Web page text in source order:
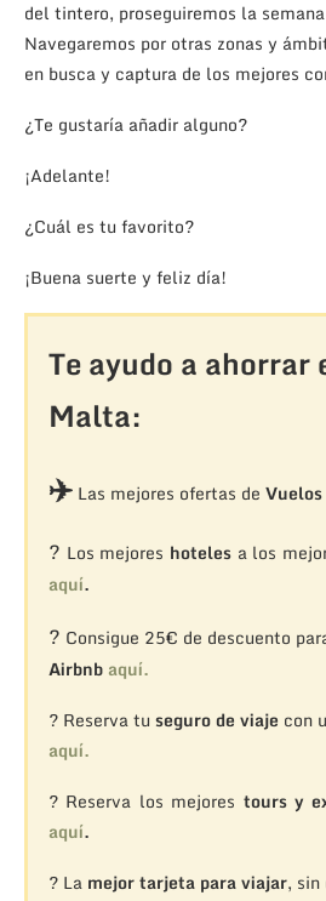
del tintero, proseguiremos la
Navegaremos por otras zonas y
en busca y captura de los mejores
¿Te gustaría añadir alguno?
¡Adelante!
¿Cuál es tu favorito?
¡Buena suerte y feliz día!
Te ayudo a ahorrar
Malta:
✈️Las mejores ofertas de Vuelos
? Los mejores hotelesa los
aquí.
? Consigue 25€ de descuento
Airbnb aquí.
? Reserva tu seguro de viaje con
aquí.
? Reserva los mejores tours y
aquí.
? La mejor tarjeta para viajar, sin